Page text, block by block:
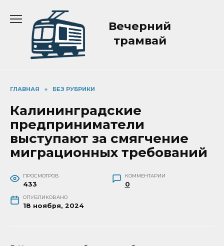
содержанию
Вечерний
трамвай
ГЛАВНАЯ » БЕЗ РУБРИКИ
Калининградские
предприниматели
выступают за смягчение
миграционных требований
ПРОСМОТРОВ
433
КОММЕНТАРИИ
0
ОПУБЛИКОВАНО
18 ноября, 2024